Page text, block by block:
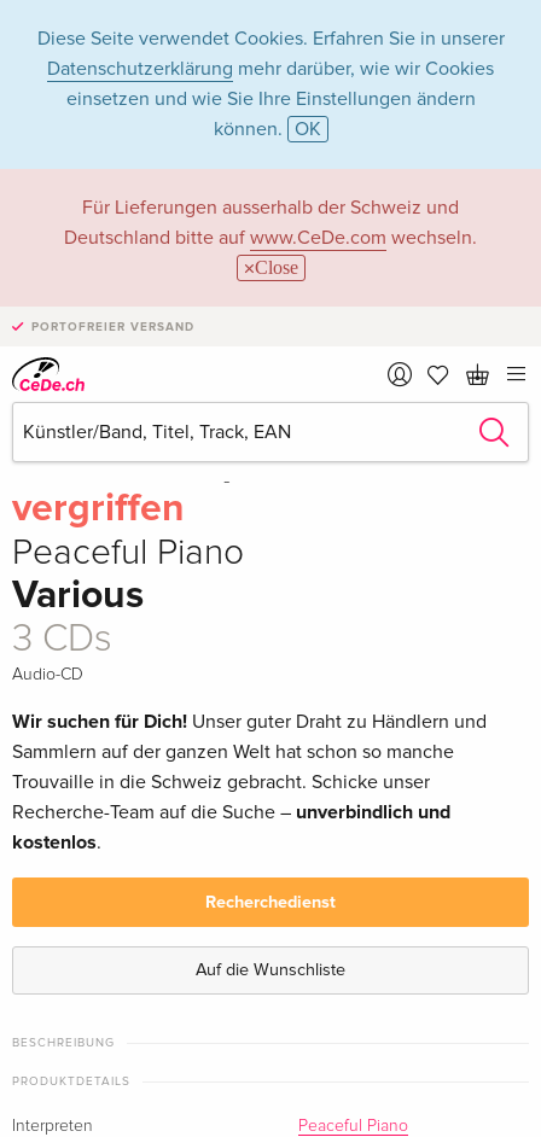
Diese Seite verwendet Cookies. Erfahren Sie in unserer
Datenschutzerklärung mehr darüber, wie wir Cookies
einsetzen und wie Sie Ihre Einstellungen ändern
können. OK
Für Lieferungen ausserhalb der Schweiz und
Deutschland bitte auf www.CeDe.com wechseln.
Close
PORTOFREIER VERSAND
vergriffen
Peaceful Piano
Various
3 CDs
Audio-CD
Wir suchen für Dich! Unser guter Draht zu Händlern und
Sammlern auf der ganzen Welt hat schon so manche
Trouvaille in die Schweiz gebracht. Schicke unser
Recherche-Team auf die Suche – unverbindlich und
kostenlos.
Recherchedienst
Auf die Wunschliste
BESCHREIBUNG
PRODUKTDETAILS
Interpreten Peaceful Piano